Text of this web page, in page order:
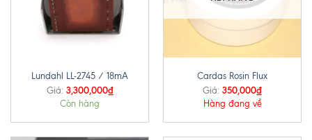
Lundahl LL-2745 / 18mA
Giá: 3,300,000₫
Còn hàng
Cardas Rosin Flux
Giá: 350,000₫
Hàng đang về